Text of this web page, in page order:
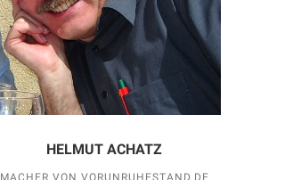
HELMUT ACHATZ
MACHER VON VORUNRUHESTAND.DE